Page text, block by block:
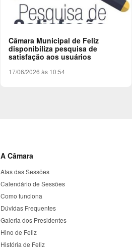
Câmara Municipal de Feliz
disponibiliza pesquisa de
satisfação aos usuários
17/06/2026 às 10:54
A Câmara
Atas das Sessões
Calendário de Sessões
Como funciona
Dúvidas Frequentes
Galeria dos Presidentes
Hino de Feliz
História de Feliz